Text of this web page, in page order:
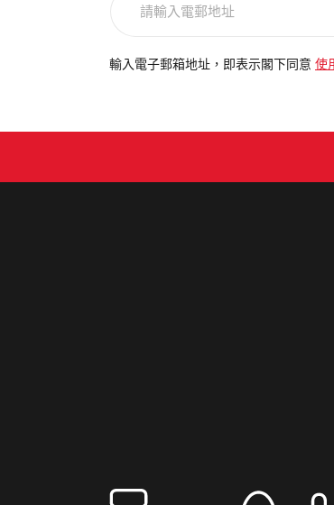
電
輸入電子郵箱地址，即表示閣下同意 使